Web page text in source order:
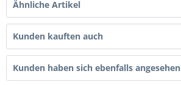
Ähnliche Artikel
Kunden kauften auch
Kunden haben sich ebenfalls angesehen